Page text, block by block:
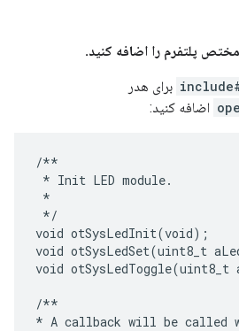
برای هدر
کنید:
* Init LED module.
void
void
void
* A callback will be